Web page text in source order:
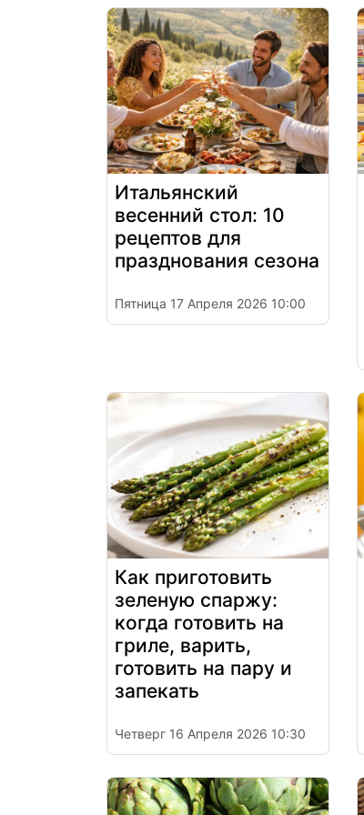
Итальянский
весенний стол: 10
рецептов для
празднования сезона
Пятница 17 Апреля 2026 10:00
Как приготовить
зеленую спаржу:
когда готовить на
гриле, варить,
готовить на пару и
запекать
Четверг 16 Апреля 2026 10:30